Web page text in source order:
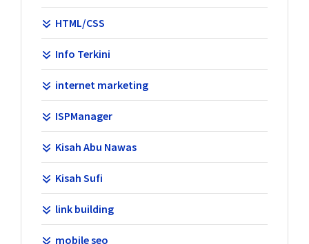
HTML/CSS
Info Terkini
internet marketing
ISPManager
Kisah Abu Nawas
Kisah Sufi
link building
mobile seo